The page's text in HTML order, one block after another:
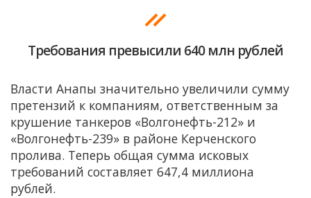
Требования превысили 640 млн рублей
Власти Анапы значительно увеличили сумму
претензий к компаниям, ответственным за
крушение танкеров «Волгонефть-212» и
«Волгонефть-239» в районе Керченского
пролива. Теперь общая сумма исковых
требований составляет 647,4 миллиона
рублей.